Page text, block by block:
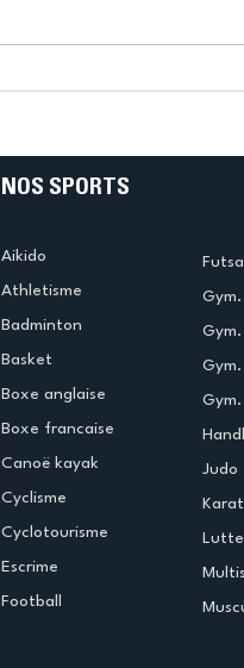
Oubron
NOS SPORTS
Aikido
Athletisme
Badminton
Basket
Boxe anglaise
Boxe francaise
Canoë kayak
Cyclisme
Cyclotourisme
Escrime
Football
Judo
Lutte